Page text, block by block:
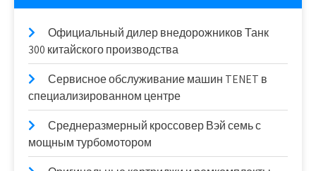
Официальный дилер внедорожников Танк
300 китайского производства
Сервисное обслуживание машин TENET в
специализированном центре
Среднеразмерный кроссовер Вэй семь с
мощным турбомотором